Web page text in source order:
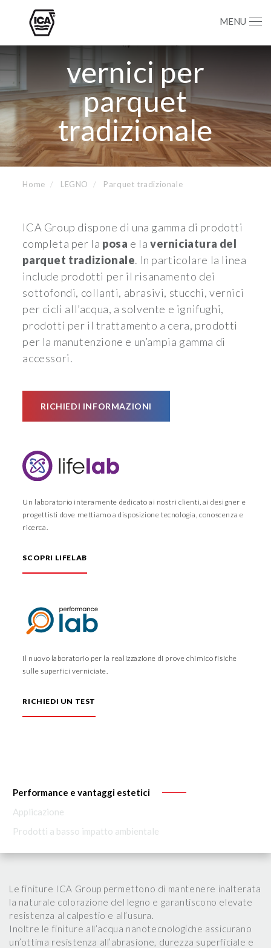
MENU
vernici per
parquet
tradizionale
Home LEGNO Parquet tradizionale
ICA Group dispone di una gamma di prodotti
completa per la posa e la verniciatura del
parquet tradizionale. In particolare la linea
include prodotti per il risanamento dei
sottofondi, collanti, abrasivi, stucchi, vernici
per cicli all’acqua, a solvente e ignifughi,
prodotti per il trattamento a cera, prodotti
per la manutenzione e un’ampia gamma di
accessori.
RICHIEDI INFORMAZIONI
Un laboratorio interamente dedicato ai nostri clienti, ai designer e
progettisti dove mettiamo a disposizione tecnologia, conoscenza e
ricerca.
SCOPRI LIFELAB
Il nuovo laboratorio per la realizzazione di prove chimico fisiche
sulle superfici verniciate.
RICHIEDI UN TEST
Performance e vantaggi estetici
Applicazione
Prodotti a basso impatto ambientale
Le finiture ICA Group permettono di mantenere inalterata
la naturale colorazione del legno e garantiscono elevate
resistenza al calpestio e all’usura.
Inoltre le finiture all’acqua nanotecnologiche assicurano
un’ottima resistenza all’abrasione, durezza superficiale e